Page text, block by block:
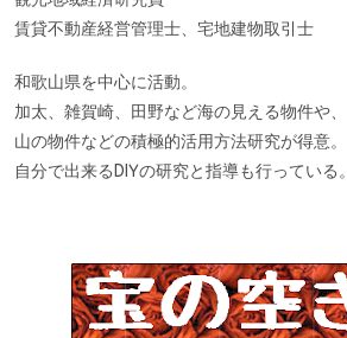
賃貸不動産経営管理士、宅地建物取引士
和歌山県を中心に活動。
加太、雑賀崎、田野など海の見える物件や、
山の物件などの積極的活用方法研究が得意。
自分で出来るDIYの研究と指導も行っている。